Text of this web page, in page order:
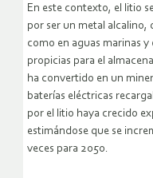
En este contexto, el litio
por ser un metal alcalino,
como en aguas marinas
propicias para el
ha convertido en un
baterías eléctricas
por el litio haya crecido
estimándose que se
veces para 2050.